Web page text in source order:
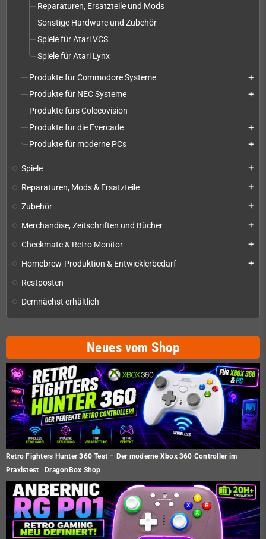
Reparaturen, Ersatzteile und Mods
Sonstige Hardware und Zubehör
Spiele für Atari VCS
Spiele für Atari Lynx
Produkte für Commodore Systeme add
Produkte für NEC Systeme add
Produkte fürs Colecovision
Produkte für die Evercade
add
Produkte für moderne PCs add
Spiele add
Reparaturen, Mods & Ersatzteile add
Zubehör add
Merchandise, Zeitschriften und Bücher add
Checkmate & Retro Monitor add
Homebrew-Produktion & Entwicklerbedarf add
Restposten
Demnächst erhältlich
Neues vom Shop
Retro Fighters Hunter 360 Test – Der moderne Xbox 360 Controller im
Praxistest | DragonBox Shop